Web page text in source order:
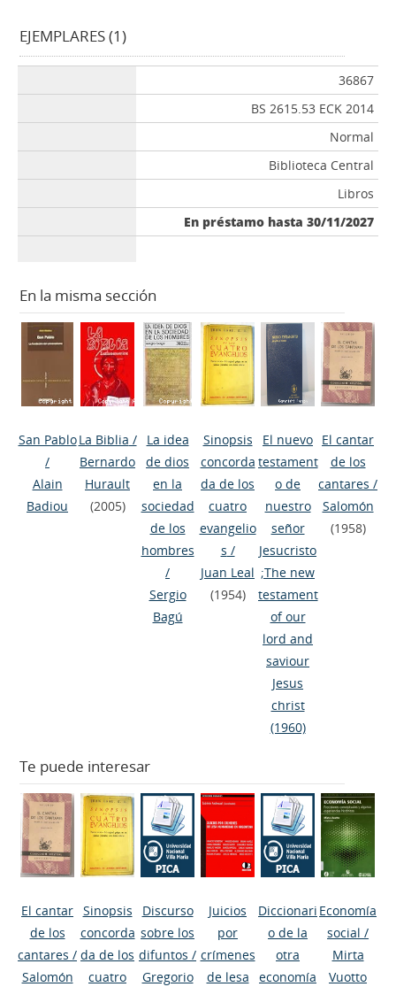
EJEMPLARES (1)
36867
BS 2615.53 ECK 2014
Normal
Biblioteca Central
Libros
En préstamo hasta 30/11/2027
En la misma sección
San Pablo
/
Alain
Badiou
La Biblia /
Bernardo
Hurault
(2005)
La idea
de dios
en la
sociedad
de los
hombres
/
Sergio
Bagú
Sinopsis
concorda
da de los
cuatro
evangelio
s /
Juan Leal
(1954)
El nuevo
testament
o de
nuestro
señor
Jesucristo
;The new
testament
of our
lord and
saviour
Jesus
christ
(1960)
El cantar
de los
cantares /
Salomón
(1958)
Te puede interesar
El cantar
de los
cantares /
Salomón
Sinopsis
concorda
da de los
cuatro
Discurso
sobre los
difuntos /
Gregorio
Juicios
por
crímenes
de lesa
Diccionari
o de la
otra
economía
Economía
social /
Mirta
Vuotto